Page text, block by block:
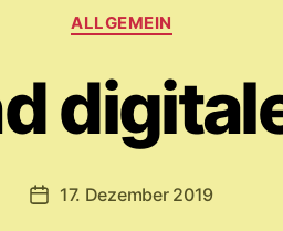
Kategorien
ALLGEMEIN
Beitragsautor
o
M
m
Veröffentlichungsdatum
17. Dezember 2019